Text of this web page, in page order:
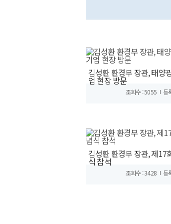
김성환 환경부 장관, 태양
업 현장 방문
조회수 : 5055 등
김성환 환경부 장관, 제17
식 참석
조회수 : 3428 등